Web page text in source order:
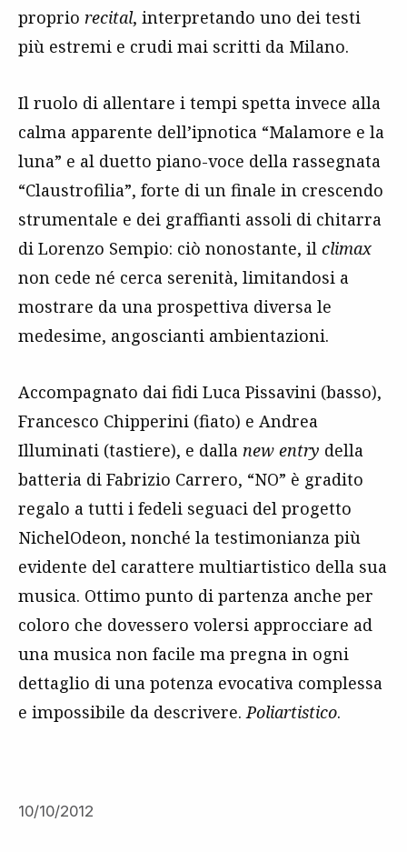
proprio recital, interpretando uno dei testi
più estremi e crudi mai scritti da Milano.
Il ruolo di allentare i tempi spetta invece alla
calma apparente dell’ipnotica “Malamore e la
luna” e al duetto piano-voce della rassegnata
“Claustrofilia”, forte di un finale in crescendo
strumentale e dei graffianti assoli di chitarra
di Lorenzo Sempio: ciò nonostante, il climax
non cede né cerca serenità, limitandosi a
mostrare da una prospettiva diversa le
medesime, angoscianti ambientazioni.
Accompagnato dai fidi Luca Pissavini (basso),
Francesco Chipperini (fiato) e Andrea
Illuminati (tastiere), e dalla new entry della
batteria di Fabrizio Carrero, “NO” è gradito
regalo a tutti i fedeli seguaci del progetto
NichelOdeon, nonché la testimonianza più
evidente del carattere multiartistico della sua
musica. Ottimo punto di partenza anche per
coloro che dovessero volersi approcciare ad
una musica non facile ma pregna in ogni
dettaglio di una potenza evocativa complessa
e impossibile da descrivere.Poliartistico.
10/10/2012